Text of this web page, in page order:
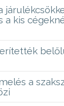
a kis
a